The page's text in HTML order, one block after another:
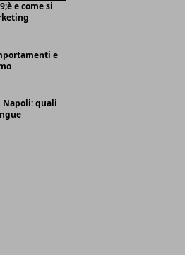
e come si
e
Napoli: quali